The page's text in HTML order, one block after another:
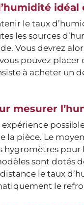
idéal
le taux
les sources
Vous devrez
pouvez
à acheter un
mesurer
la pièce. Le
hygromètres pour
sont
le taux
le